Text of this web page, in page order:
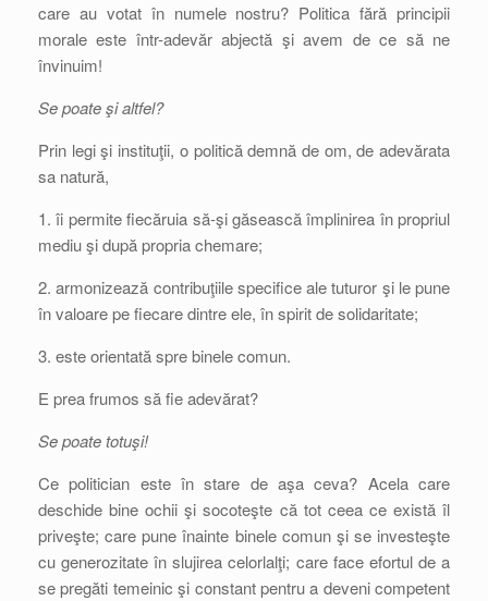
care au votat în numele nostru? Politica fără principii
morale este într-adevăr abjectă şi avem de ce să ne
învinuim!
Se poate şi altfel?
Prin legi şi instituţii, o politică demnă de om, de adevărata
sa natură,
1. îi permite fiecăruia să-şi găsească împlinirea în propriul
mediu şi după propria chemare;
2. armonizează contribuţiile specifice ale tuturor şi le pune
în valoare pe fiecare dintre ele, în spirit de solidaritate;
3. este orientată spre binele comun.
E prea frumos să fie adevărat?
Se poate totuşi!
Ce politician este în stare de aşa ceva? Acela care
deschide bine ochii şi socoteşte că tot ceea ce există îl
priveşte; care pune înainte binele comun şi se investeşte
cu generozitate în slujirea celorlalţi; care face efortul de a
se pregăti temeinic şi constant pentru a deveni competent